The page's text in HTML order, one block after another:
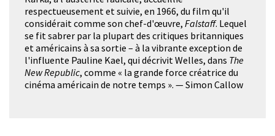
respectueusement et suivie, en 1966, du film qu'il
considérait comme son chef-d'œuvre, Falstaff. Lequel
se fit sabrer par la plupart des critiques britanniques
et américains à sa sortie – à la vibrante exception de
l'influente Pauline Kael, qui décrivit Welles, dans The
New Republic, comme « la grande force créatrice du
cinéma américain de notre temps ». — Simon Callow